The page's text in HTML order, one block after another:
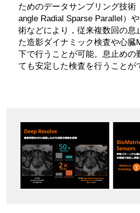
ためのデータサンプリング技術
angle Radial Sparse Parallel）
術などにより，従来複数回の息
た造影ダイナミック検査や心臓
下で行うことが可能。息止めの
ても安定した検査を行うことが